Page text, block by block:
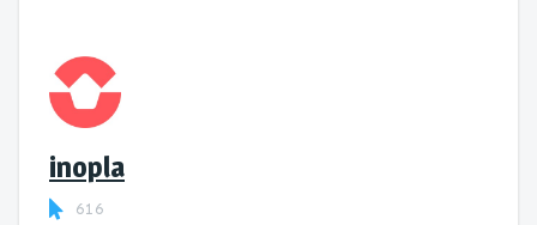
inopla
616